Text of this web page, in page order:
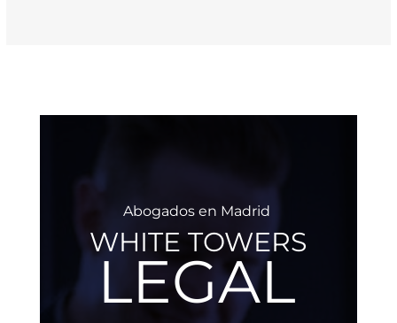
Abogados en Madrid
WHITE TOWERS
LEGAL